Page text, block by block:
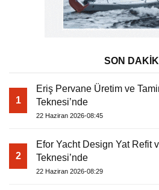
SON
1
Eriş Pervane Üretim ve
Teknesi’nde
22 Haziran 2026-08:45
2
Efor Yacht Design Yat Refit
Teknesi’nde
22 Haziran 2026-08:29